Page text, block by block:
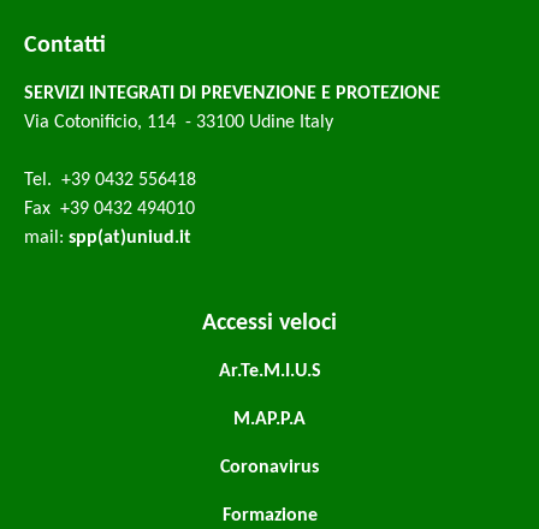
Contatti
SERVIZI INTEGRATI DI PREVENZIONE E PROTEZIONE
Via Cotonificio, 114 - 33100 Udine Italy
Tel. +39 0432 556418
Fax +39 0432 494010
mail:spp(at)uniud.it
Accessi veloci
Ar.Te.M.I.U.S
M.AP.P.A
Coronavirus
Formazione